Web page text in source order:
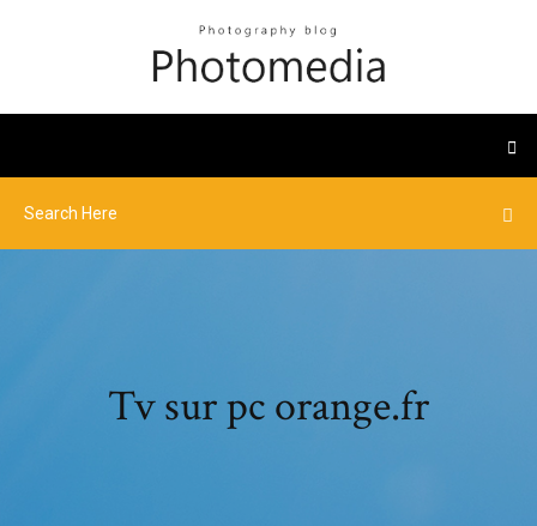
Tv sur pc orange.fr